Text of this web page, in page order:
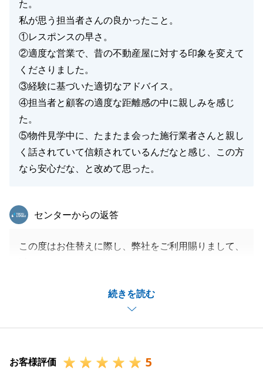
た。
私が思う担当者さんの良かったこと。
①レスポンスの早さ。
②適度な営業で、昔の不動産屋に対する印象を変えて
くださりました。
③経験に基づいた適切なアドバイス。
④担当者と顧客の適度な距離感の中に親しみを感じ
た。
⑤物件見学中に、たまたま会った施行業者さんと親し
く話されていて信頼されているんだなと感じ、この方
なら安心だな、と改めて思った。
続きを読む
東急リバブル
センターからの返答
この度はお住替えに際し、弊社をご利用賜りまして、
また、ご満足頂けるサービスをご提供出来たこと、大
変嬉しく思っております。
とご売却を同時に考えていかなければならず、お手続
お客様評価 5